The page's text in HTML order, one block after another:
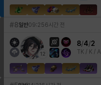
#8일반09:256시간 전
12 1
8/4/2
TK / K / A